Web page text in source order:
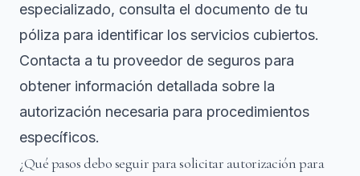
especializado, consulta el documento de tu
póliza para identificar los servicios cubiertos.
Contacta a tu proveedor de seguros para
obtener información detallada sobre la
autorización necesaria para procedimientos
específicos.
¿Qué pasos debo seguir para solicitar autorización para